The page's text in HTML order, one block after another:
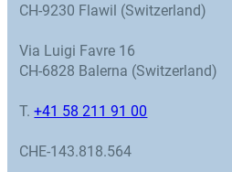
CH-9230 Flawil (Switzerland)
Via Luigi Favre 16
CH-6828 Balerna (Switzerland)
T.+41 58 211 91 00
CHE-143.818.564